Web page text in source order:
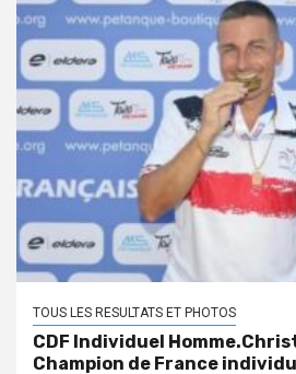
TOUS LES RESULTATS ET PHOTOS
CDF Individuel
Champion de France